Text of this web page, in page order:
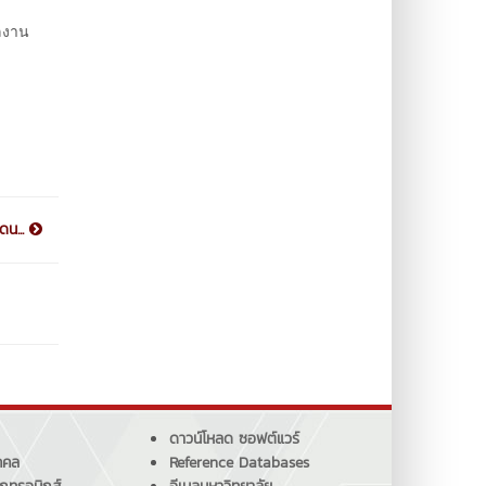
าน
น...
ล
ดาวน์โหลด ซอฟต์แวร์
Reference Databases